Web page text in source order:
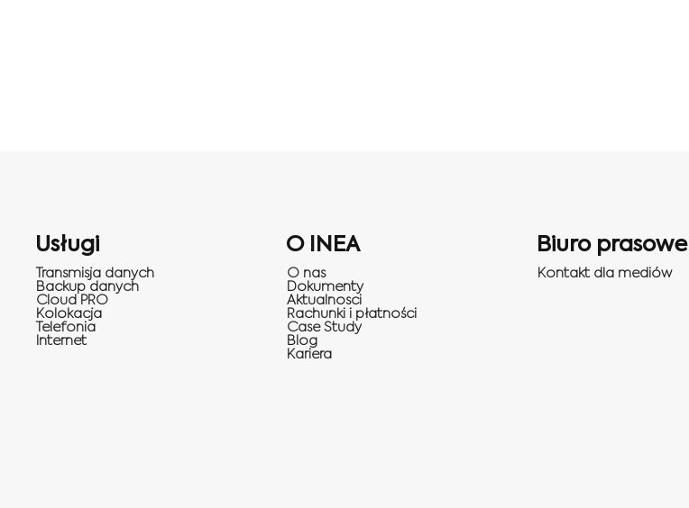
Usługi
Transmisja danych
Backup danych
Cloud PRO
Kolokacja
Telefonia
Internet
O INEA
O nas
Dokumenty
Aktualnosci
Rachunki i płatności
Case Study
Blog
Kariera
Biuro prasowe
Kontakt dla mediów